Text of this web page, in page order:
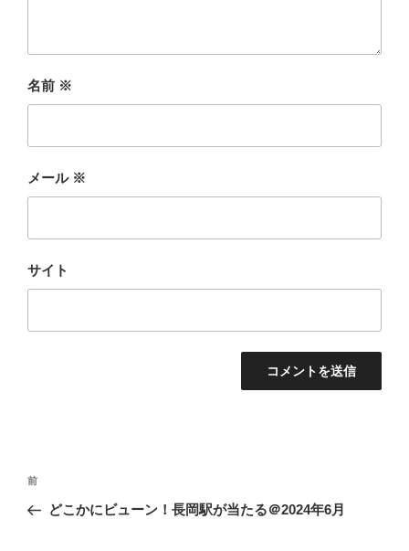
名前 ※
メール ※
サイト
投
ナ
前
の
前
どこかにビューン！長岡駅が当たる＠2024年6月